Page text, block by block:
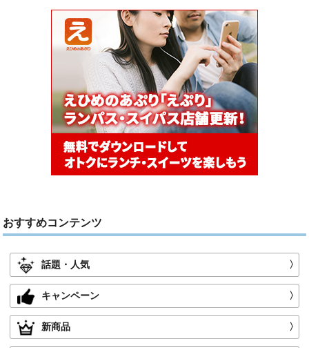
おすすめコンテンツ
話題・人気 〉
キャンペーン 〉
新商品 〉